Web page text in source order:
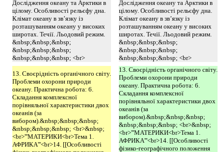
Дослідження океану та Арктики в
цілому. Особливості рельєфу дна.
Клімат океану в зв’язку із
розташуванням океану у високих
широтах. Течії. Льодовий режим.
&nbsp;&nbsp;&nbsp;
&nbsp;&nbsp;&nbsp;
&nbsp;&nbsp;&nbsp; <br>
Дослідження океану та Арктики в
цілому. Особливості рельєфу дна.
Клімат океану в зв’язку із
розташуванням океану у високих
широтах. Течії. Льодовий режим.
&nbsp;&nbsp;&nbsp;
&nbsp;&nbsp;&nbsp;
&nbsp;&nbsp;&nbsp; <br>
13. Своєрідність органічного світу.
Проблеми охорони природи
океану. Практична робота: 6.
Складання комплексної
порівняльної характеристики двох
океанів (за
вибором).&nbsp;&nbsp;&nbsp;
&nbsp;&nbsp;&nbsp; <br>&nbsp;
<br>'''МАТЕРИКИ<br>Тема 1.
АФРИКА'''<br>14. [[Особливості
13. Своєрідність органічного світу.
Проблеми охорони природи
океану. Практична робота: 6.
Складання комплексної
порівняльної характеристики двох
океанів (за
вибором).&nbsp;&nbsp;&nbsp;
&nbsp;&nbsp;&nbsp; <br>&nbsp;
<br>'''МАТЕРИКИ<br>Тема 1.
АФРИКА'''<br>14. [[Особливості
фізико-географічного положення